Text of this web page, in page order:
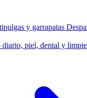
y garrapatas
diario, piel, dental y